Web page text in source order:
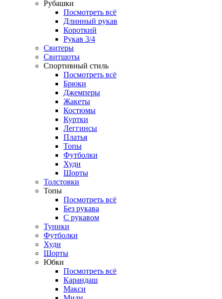
Рубашки
Посмотреть всё
Длинный рукав
Короткий
Рукав 3/4
Свитеры
Свитшоты
Спортивный стиль
Посмотреть всё
Брюки
Джемперы
Жакеты
Костюмы
Куртки
Леггинсы
Платья
Топы
Футболки
Худи
Шорты
Толстовки
Топы
Посмотреть всё
Без рукава
С рукавом
Туники
Футболки
Худи
Шорты
Юбки
Посмотреть всё
Карандаш
Макси